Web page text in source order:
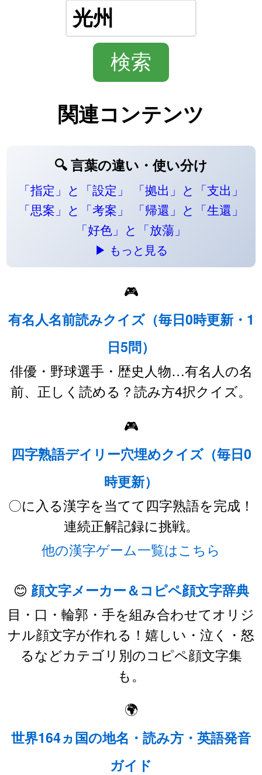
関連コンテンツ
🔍 言葉の違い・使い分け
「指定」と「設定」
「拠出」と「支出」
「思案」と「考案」
「帰還」と「生還」
「好色」と「放蕩」
▶ もっと見る
🎮
有名人名前読みクイズ（毎日0時更新・1
日5問）
俳優・野球選手・歴史人物…有名人の名
前、正しく読める？読み方4択クイズ。
🎮
四字熟語デイリー穴埋めクイズ（毎日0
時更新）
〇に入る漢字を当てて四字熟語を完成！
連続正解記録に挑戦。
他の漢字ゲーム一覧はこちら
😊 顔文字メーカー＆コピペ顔文字辞典
目・口・輪郭・手を組み合わせてオリジ
ナル顔文字が作れる！嬉しい・泣く・怒
るなどカテゴリ別のコピペ顔文字集
も。
🌍
世界164ヵ国の地名・読み方・英語発音
ガイド